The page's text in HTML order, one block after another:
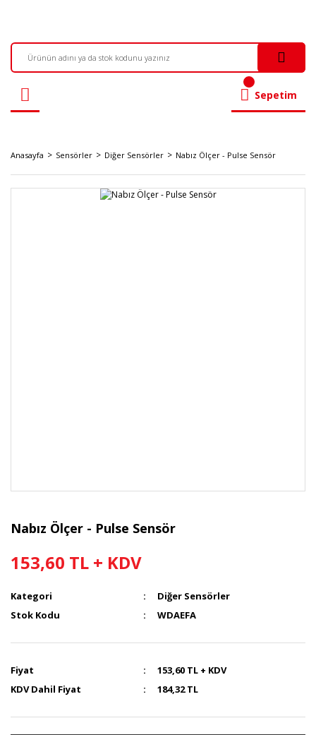
Sepetim
Anasayfa Sensörler Diğer Sensörler Nabız Ölçer - Pulse Sensör
Nabız Ölçer - Pulse Sensör
153,60 TL + KDV
Kategori
Diğer Sensörler
Stok Kodu
WDAEFA
Fiyat
153,60 TL + KDV
KDV Dahil Fiyat
184,32 TL